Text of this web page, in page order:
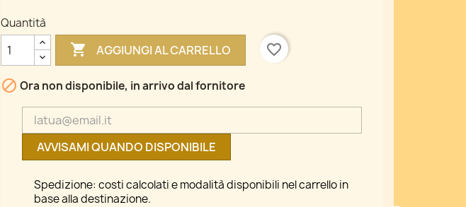
Quantità
 AGGIUNGI AL CARRELLO favorite_border
 Ora non disponibile, in arrivo dal fornitore
AVVISAMI QUANDO DISPONIBILE
Spedizione: costi calcolati e modalità disponibili nel carrello in
base alla destinazione.